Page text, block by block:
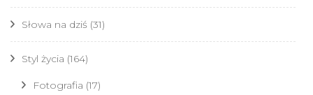
Słowa na dziś (31)
Styl życia (164)
Fotografia (17)